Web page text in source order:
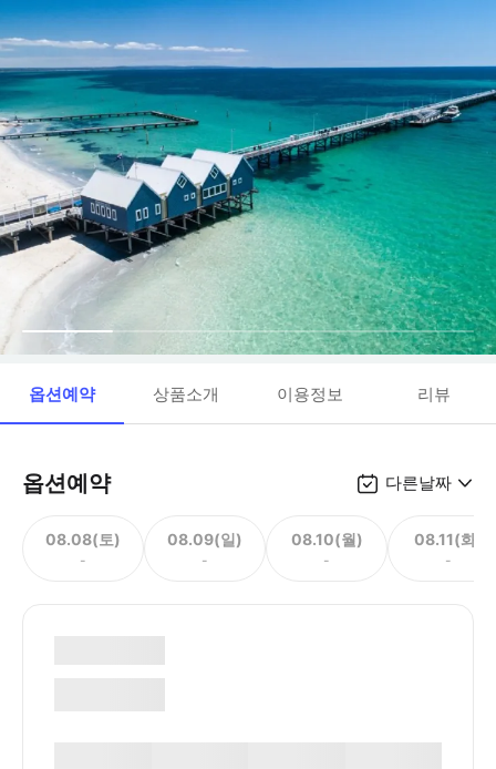
옵션예약 상품소개 이용정보 리뷰
옵션예약 다른날짜
08.08(토)
-
08.09(일)
-
08.10(월)
-
08.11(화)
-